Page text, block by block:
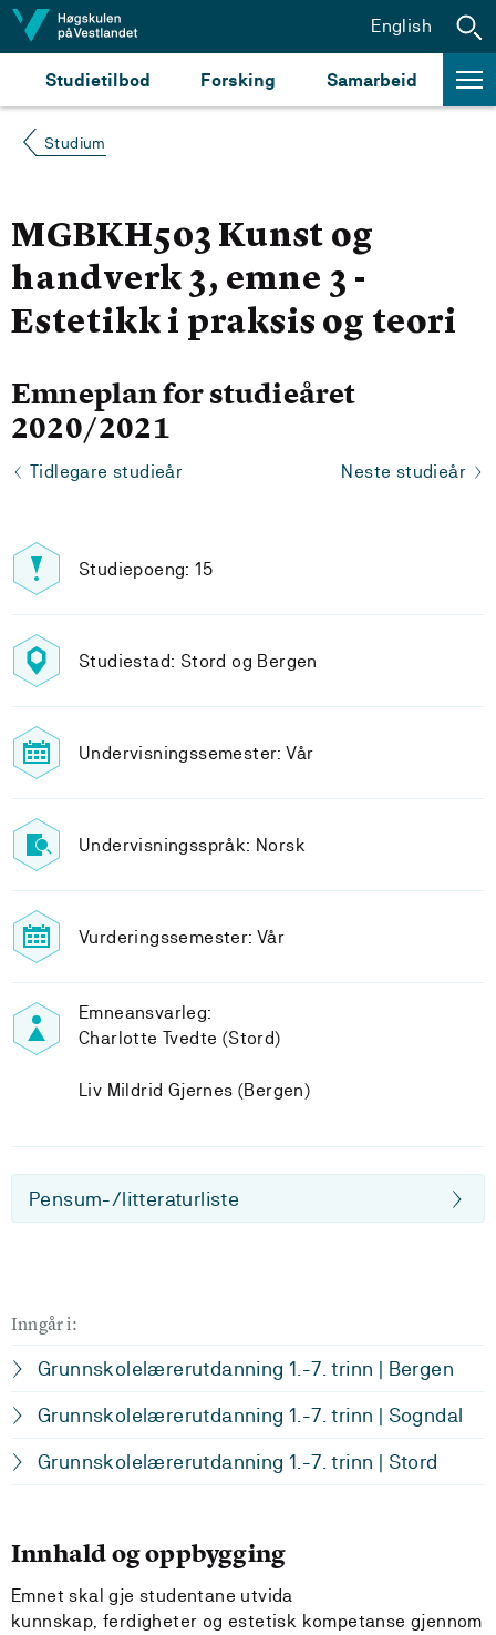
Hopp til innhald
Studietilbod Forsking Samarbeid
English
Studium
MGBKH503 Kunst og
handverk 3, emne 3 -
Estetikk i praksis og teori
Emneplan for studieåret
2020/2021
Tidlegare studieår Neste studieår
Studiepoeng: 15
Studiestad: Stord og Bergen
Undervisningssemester: Vår
Undervisningsspråk: Norsk
Vurderingssemester: Vår
Emneansvarleg:
Charlotte Tvedte (Stord)
Liv Mildrid Gjernes (Bergen)
Pensum-/litteraturliste
Inngår i:
Grunnskolelærerutdanning 1.-7. trinn | Bergen
Grunnskolelærerutdanning 1.-7. trinn | Sogndal
Grunnskolelærerutdanning 1.-7. trinn | Stord
Innhald og oppbygging
Emnet skal gje studentane utvida
kunnskap, ferdigheter og estetisk kompetanse gjennom